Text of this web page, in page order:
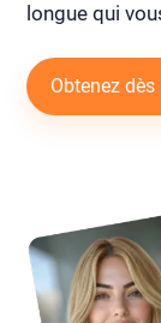
longue qui
Obtenez